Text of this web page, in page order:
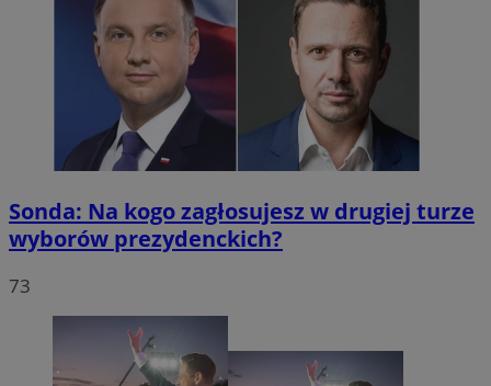
Sonda: Na kogo zagłosujesz w drugiej turze
wyborów prezydenckich?
73